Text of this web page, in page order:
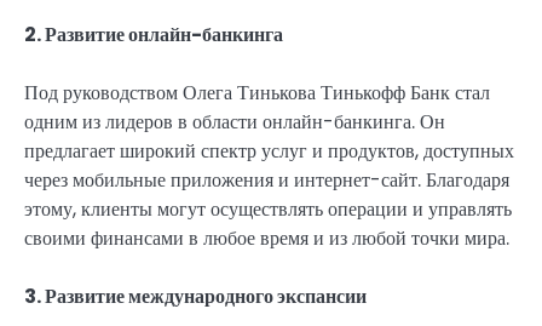
2. Развитие онлайн-банкинга
Под руководством Олега Тинькова Тинькофф Банк стал
одним из лидеров в области онлайн-банкинга. Он
предлагает широкий спектр услуг и продуктов, доступных
через мобильные приложения и интернет-сайт. Благодаря
этому, клиенты могут осуществлять операции и управлять
своими финансами в любое время и из любой точки мира.
3. Развитие международного экспансии